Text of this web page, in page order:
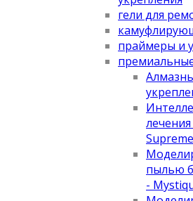
гели для
праймеры и
Supreme
пылью
-